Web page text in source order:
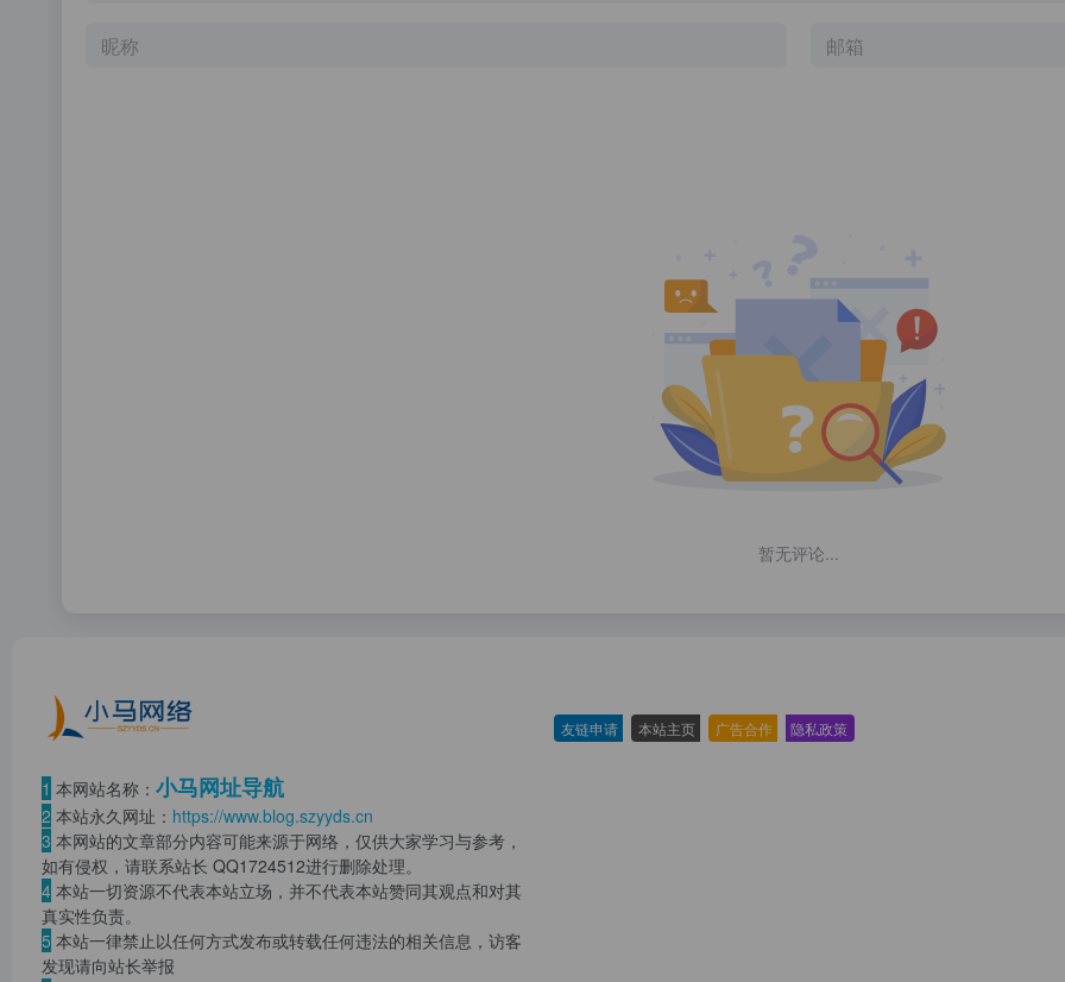
暂无评论...
1 本网站名称： 小马网址导航
2 本站永久网址： https://www.blog.szyyds.cn
3 本网站的文章部分内容可能来源于网络，仅供大家学习与参考，
如有侵权，请联系站长 QQ1724512进行删除处理。
4 本站一切资源不代表本站立场，并不代表本站赞同其观点和对其
真实性负责。
5 本站一律禁止以任何方式发布或转载任何违法的相关信息，访客
发现请向站长举报
友链申请 本站主页 广告合作 隐私政策